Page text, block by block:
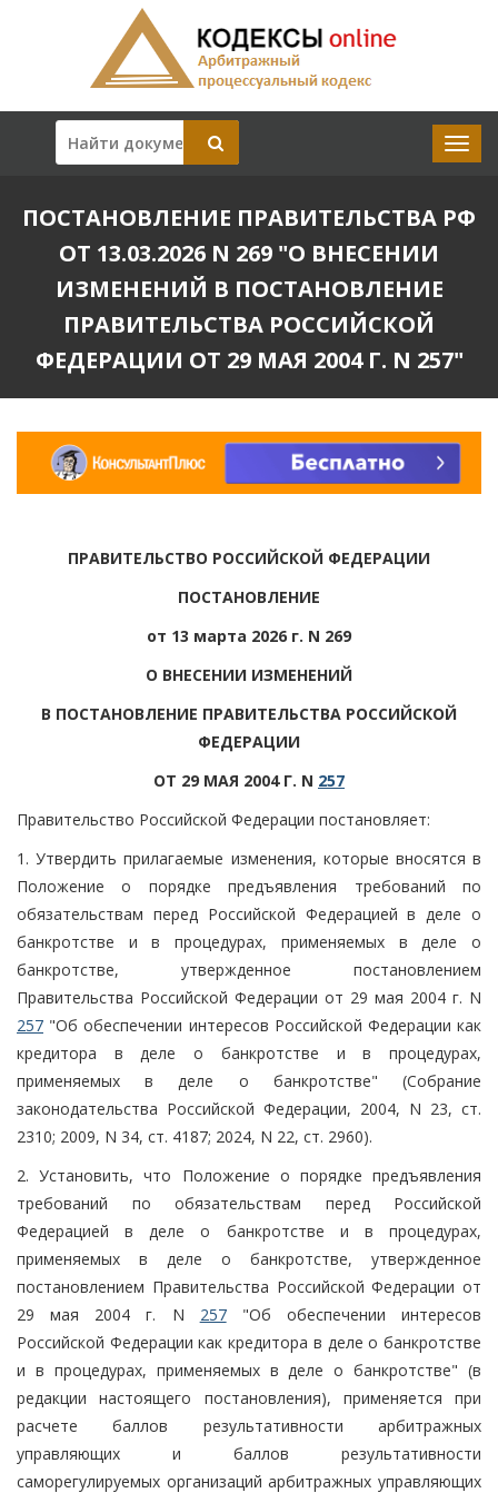
ПОСТАНОВЛЕНИЕ ПРАВИТЕЛЬСТВА РФ
ОТ 13.03.2026 N 269 "О ВНЕСЕНИИ
ИЗМЕНЕНИЙ В ПОСТАНОВЛЕНИЕ
ПРАВИТЕЛЬСТВА РОССИЙСКОЙ
ФЕДЕРАЦИИ ОТ 29 МАЯ 2004 Г. N 257"
ПРАВИТЕЛЬСТВО РОССИЙСКОЙ ФЕДЕРАЦИИ
ПОСТАНОВЛЕНИЕ
от 13 марта 2026 г. N 269
О ВНЕСЕНИИ ИЗМЕНЕНИЙ
В ПОСТАНОВЛЕНИЕ ПРАВИТЕЛЬСТВА РОССИЙСКОЙ
ФЕДЕРАЦИИ
ОТ 29 МАЯ 2004 Г. N 257
Правительство Российской Федерации постановляет:
1. Утвердить прилагаемые изменения, которые вносятся в
Положение о порядке предъявления требований по
обязательствам перед Российской Федерацией в деле о
банкротстве и в процедурах, применяемых в деле о
банкротстве, утвержденное постановлением
Правительства Российской Федерации от 29 мая 2004 г. N
257 "Об обеспечении интересов Российской Федерации как
кредитора в деле о банкротстве и в процедурах,
применяемых в деле о банкротстве" (Собрание
законодательства Российской Федерации, 2004, N 23, ст.
2310; 2009, N 34, ст. 4187; 2024, N 22, ст. 2960).
2. Установить, что Положение о порядке предъявления
требований по обязательствам перед Российской
Федерацией в деле о банкротстве и в процедурах,
применяемых в деле о банкротстве, утвержденное
постановлением Правительства Российской Федерации от
29 мая 2004 г. N 257"Об обеспечении интересов
Российской Федерации как кредитора в деле о банкротстве
и в процедурах, применяемых в деле о банкротстве" (в
редакции настоящего постановления), применяется при
расчете баллов результативности арбитражных
управляющих и баллов результативности
саморегулируемых организаций арбитражных управляющих